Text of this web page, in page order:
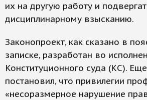
их на другую работу и
дисциплинарному взысканию.
Законопроект, как сказано в
записке, разработан во
Конституционного суда (КС).
постановил, что привилегии
«несоразмерное нарушение